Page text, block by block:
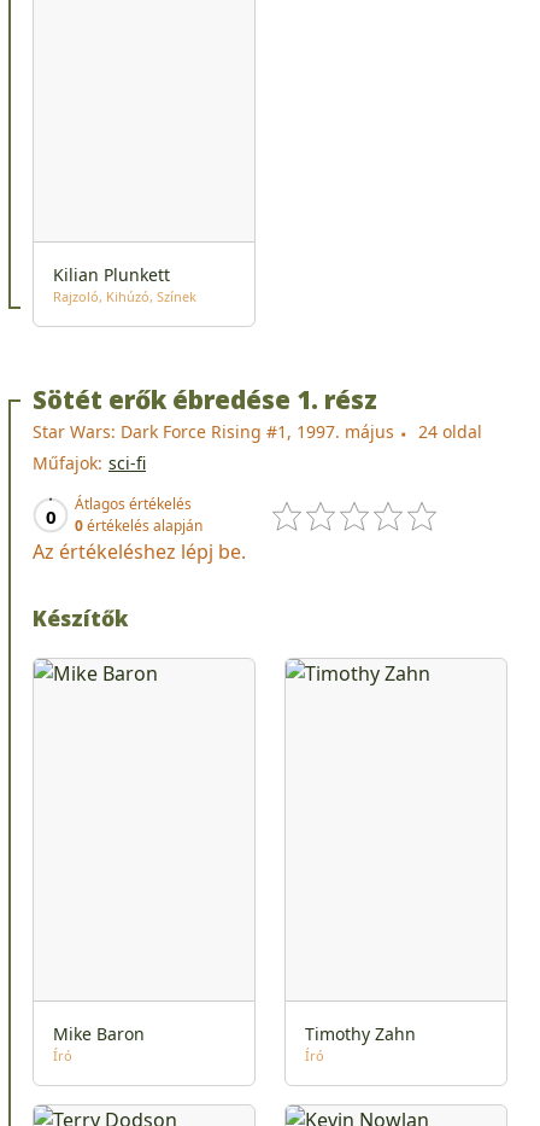
Kilian Plunkett
Rajzoló Kihúzó Színek
Sötét erők ébredése 1. rész
Star Wars: Dark Force Rising #1, 1997. május
24 oldal
Műfajok: sci-fi
0
Átlagos értékelés
0értékelés alapján
Az értékeléshez lépj be.
Készítők
Mike Baron
Író
Timothy Zahn
Író